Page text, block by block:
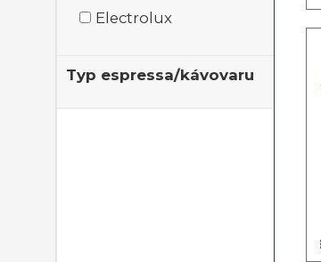
Electrolux
Typ espressa/kávovaru